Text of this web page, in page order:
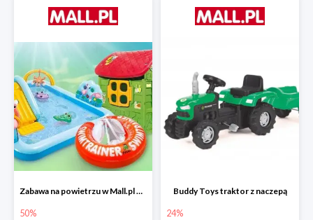
Zabawa na powietrzu w Mall.pl do -50%
50%
Buddy Toys traktor z naczepą
24%